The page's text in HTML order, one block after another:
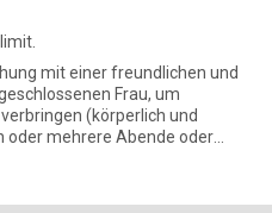
mit einer freundlichen und
Frau, um
(körperlich und
oder mehrere Abende oder